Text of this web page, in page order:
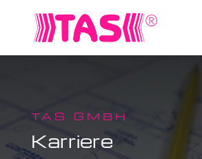
TAS GMBH
Karriere